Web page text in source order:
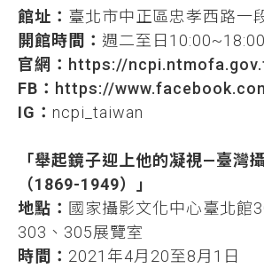
館址： 臺北市中正區忠孝西路一
開館時間： 週二至日
官網： https://
FB： https://
IG： ncpi_taiwan
「舉起鏡子迎上他的凝視—臺灣
（1869-1949）」
地點： 國家攝影文化中心臺北館
303、305展覽室
時間： 2021年4月20至8月1日